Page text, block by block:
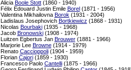
Alicia Boole Stott(1860 - 1940)
Félix Edouard Justin Emile Borel(1871 - 1956)
Valentina Mikhailovna Borok (1931 - 2004)
Ladislaus Josephovich Bortkiewicz (1868 - 1931)
Nicolas Bourbaki(1935 - 1968)
Jacob Bronowski(1908 - 1974)
Luitzen Egbertus Jan Brouwer(1881 - 1966)
Marjorie Lee Browne(1914 - 1979)
Renato Caccioppoli(1904 - 1959)
Florian Cajori(1859 - 1930)
Francesco Paolo Cantelli(1875 - 1966)